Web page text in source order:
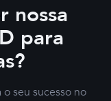
nossa
para
?
seu sucesso no